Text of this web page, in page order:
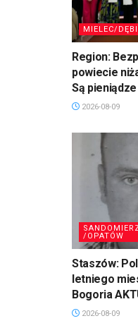
MIELEC/
Region:
powiecie
Są
2026-08-09
/OPATÓW
Staszów:
letniego
Bogoria
2026-08-09